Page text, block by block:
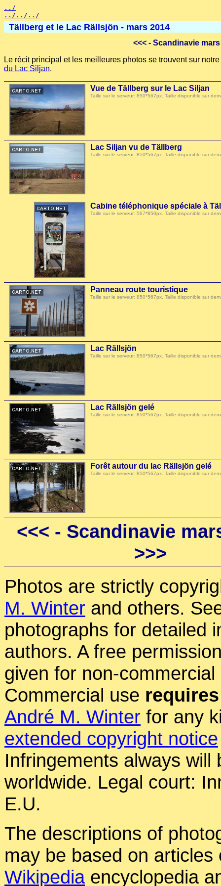
../
../../../
Tällberg et le Lac Rällsjön - mars 2014
<<<- Scandinavie
Le récit principal et les meilleures photos se trouvent sur
du Lac Siljan.
Vue de Tällberg sur le Lac Siljan
Taille sur le serveur: 850*567px. Taille disponible sur
Lac Siljan vu de Tällberg
Taille sur le serveur: 850*567px. Taille disponible sur
Cabine téléphonique spéciale à
Taille sur le serveur: 567*850px. Taille disponible sur
Panneau route touristique
Taille sur le serveur: 850*567px. Taille disponible sur
Lac Rällsjön
Taille sur le serveur: 850*567px. Taille disponible sur
Lac Rällsjön gelé
Taille sur le serveur: 850*567px. Taille disponible sur
Forêt autour du lac Rällsjön gelé
Taille sur le serveur: 850*567px. Taille disponible sur
<<< - Scandinavie
>>>
Photos are strictly
M. Winter and others.
photographs for detailed
authors. A free
given for non-
Commercial use requires
André M. Winter for any
extended copyright notice
Infringements always will
worldwide. Legal court:
E.U.
The descriptions of
may be based on articles
Wikipediaencyclopedia